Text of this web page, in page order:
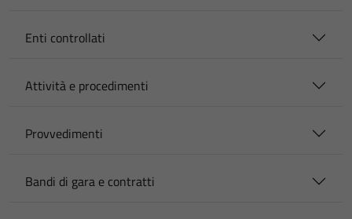
Enti controllati
Attività e procedimenti
Provvedimenti
Bandi di gara e contratti